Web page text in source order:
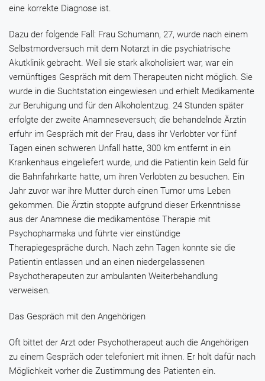
eine korrekte Diagnose ist.
Dazu der folgende Fall: Frau Schumann, 27, wurde nach einem
Selbstmordversuch mit dem Notarzt in die psychiatrische
Akutklinik gebracht. Weil sie stark alkoholisiert war, war ein
vernünftiges Gespräch mit dem Therapeuten nicht möglich. Sie
wurde in die Suchtstation eingewiesen und erhielt Medikamente
zur Beruhigung und für den Alkoholentzug. 24 Stunden später
erfolgte der zweite Anamneseversuch; die behandelnde Ärztin
erfuhr im Gespräch mit der Frau, dass ihr Verlobter vor fünf
Tagen einen schweren Unfall hatte, 300 km entfernt in ein
Krankenhaus eingeliefert wurde, und die Patientin kein Geld für
die Bahnfahrkarte hatte, um ihren Verlobten zu besuchen. Ein
Jahr zuvor war ihre Mutter durch einen Tumor ums Leben
gekommen. Die Ärztin stoppte aufgrund dieser Erkenntnisse
aus der Anamnese die medikamentöse Therapie mit
Psychopharmaka und führte vier einstündige
Therapiegespräche durch. Nach zehn Tagen konnte sie die
Patientin entlassen und an einen niedergelassenen
Psychotherapeuten zur ambulanten Weiterbehandlung
verweisen.
Das Gespräch mit den Angehörigen
Oft bittet der Arzt oder Psychotherapeut auch die Angehörigen
zu einem Gespräch oder telefoniert mit ihnen. Er holt dafür nach
Möglichkeit vorher die Zustimmung des Patienten ein.